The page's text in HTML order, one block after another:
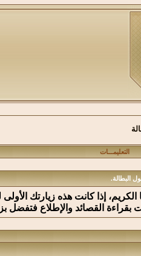
التعليمـــات
البطالة.
الكريم، إذا كانت هذه زيارتك
بقراءة القصائد والإطلاع فتفضل